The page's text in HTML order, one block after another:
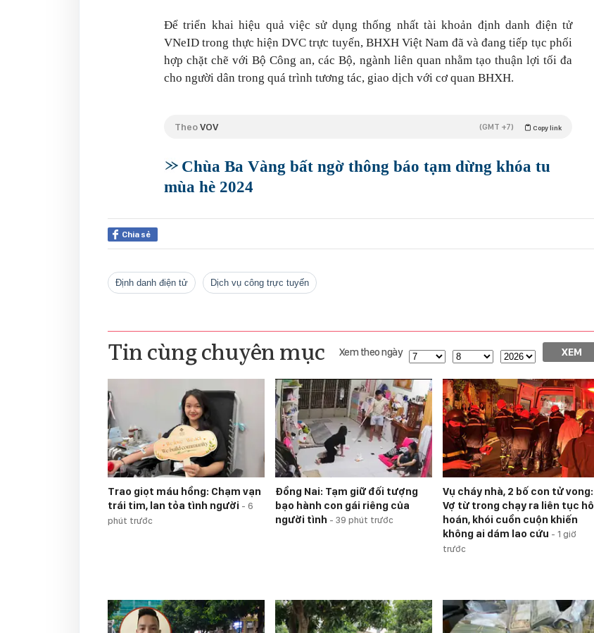
Để triển khai hiệu quả việc sử dụng thống nhất tài khoản định danh điện tử
VNeID trong thực hiện DVC trực tuyến, BHXH Việt Nam đã và đang tiếp tục phối
hợp chặt chẽ với Bộ Công an, các Bộ, ngành liên quan nhằm tạo thuận lợi tối đa
cho người dân trong quá trình tương tác, giao dịch với cơ quan BHXH.
TheoVOV Copy link
(GMT +7)
Chùa Ba Vàng bất ngờ thông báo tạm dừng khóa tu
mùa hè 2024
Chia sẻ
định danh điện tử dịch vụ công trực tuyến
Tin cùng chuyên mục Xem theo ngày XEM
Trao giọt máu hồng: Chạm vạn
trái tim, lan tỏa tình người - 6
phút trước
Đồng Nai: Tạm giữ đối tượng
bạo hành con gái riêng của
người tình - 39 phút trước
Vụ cháy nhà, 2 bố con tử vong:
Vợ từ trong chạy ra liên tục hô
hoán, khói cuồn cuộn khiến
không ai dám lao cứu - 1 giờ
trước